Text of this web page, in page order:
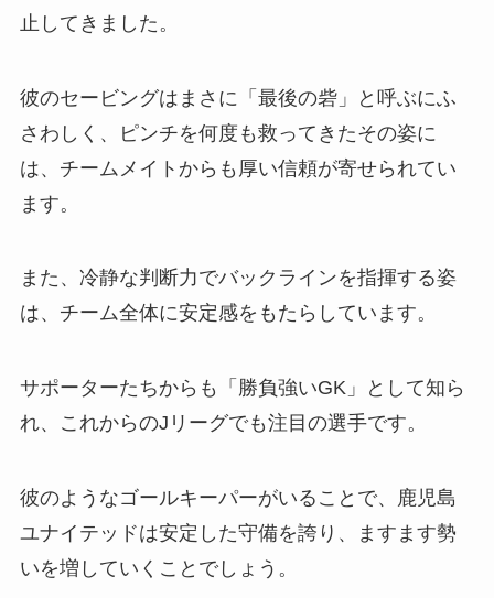
止してきました。
彼のセービングはまさに「最後の砦」と呼ぶにふ
さわしく、ピンチを何度も救ってきたその姿に
は、チームメイトからも厚い信頼が寄せられてい
ます。
また、冷静な判断力でバックラインを指揮する姿
は、チーム全体に安定感をもたらしています。
サポーターたちからも「勝負強いGK」として知ら
れ、これからのJリーグでも注目の選手です。
彼のようなゴールキーパーがいることで、鹿児島
ユナイテッドは安定した守備を誇り、ますます勢
いを増していくことでしょう。